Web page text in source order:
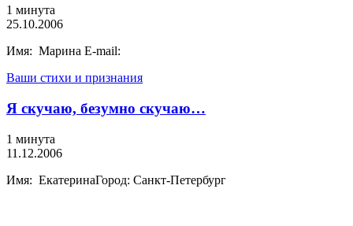
1 минута
25.10.2006
Имя: Марина E-mail:
Ваши стихи и признания
Я скучаю, безумно скучаю…
1 минута
11.12.2006
Имя: ЕкатеринаГород: Санкт-Петербург